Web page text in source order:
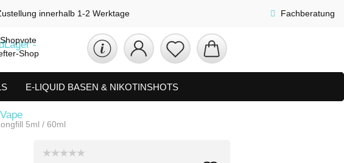
innerhalb 1-2 Werktage Fachberatung
E-LIQUID BASEN & NIKOTINSHOTS
& SETS
5ml / 60ml